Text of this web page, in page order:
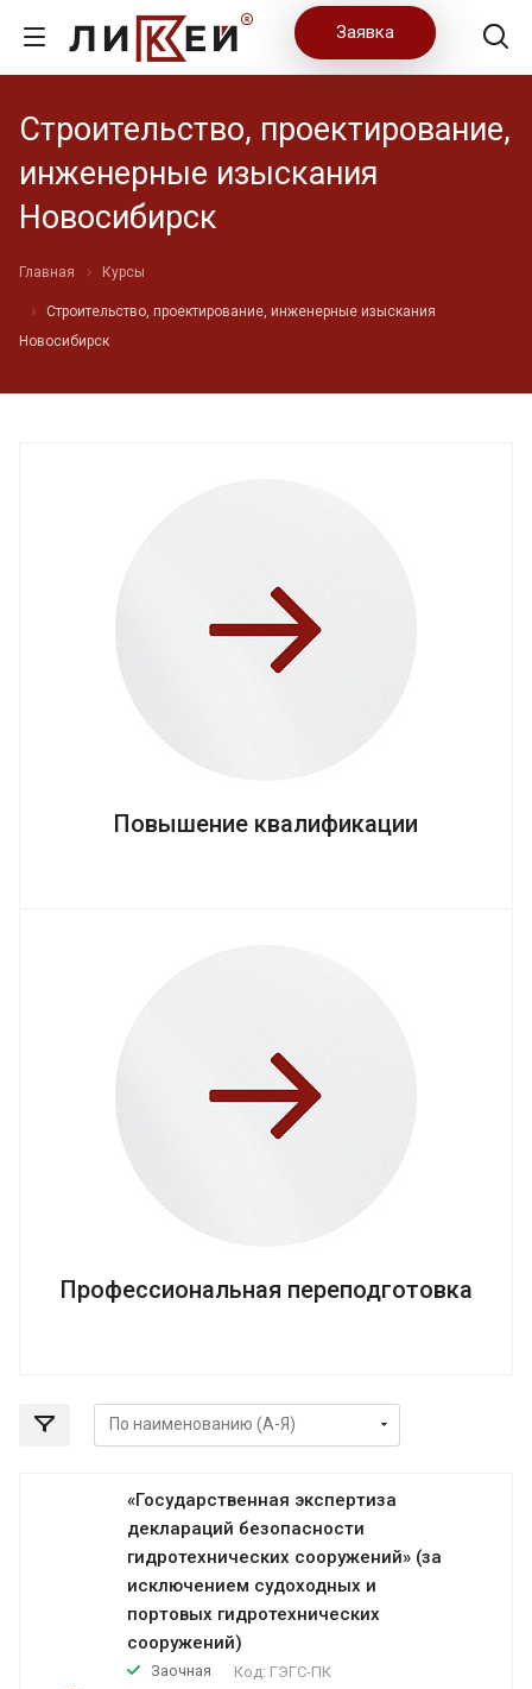
Заявка
Строительство, проектирование,
инженерные изыскания
Новосибирск
Главная Курсы
Строительство, проектирование, инженерные изыскания
Новосибирск
Повышение квалификации
Профессиональная переподготовка
«Государственная экспертиза
деклараций безопасности
гидротехнических сооружений» (за
исключением судоходных и
портовых гидротехнических
сооружений)
Заочная Код: ГЭГС-ПК